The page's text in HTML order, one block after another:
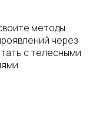
методы
через
с телесными